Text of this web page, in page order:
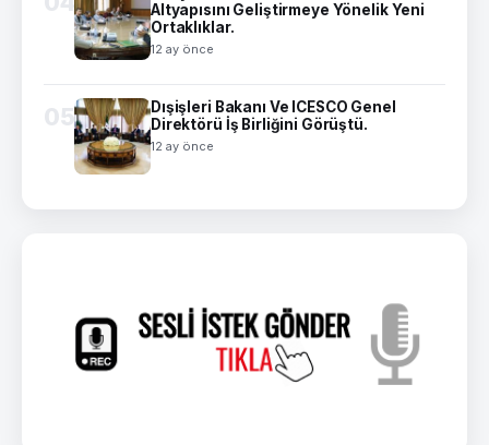
Altyapısını Geliştirmeye Yönelik Yeni
Ortaklıklar.
12 ay önce
05
Dışişleri Bakanı Ve ICESCO Genel
Direktörü İş Birliğini Görüştü.
12 ay önce